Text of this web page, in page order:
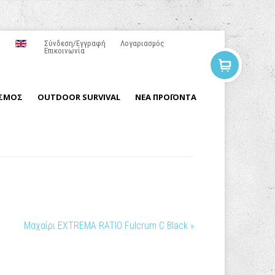
Σύνδεση/Εγγραφή
Λογαριασμός
Επικοινωνία
OUTDOOR SURVIVAL ΝΕΑ ΠΡΟΪΟΝΤΑ
Μαχαίρι EXTREMA RATIO Fulcrum C Black »